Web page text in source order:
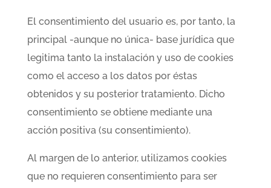
El consentimiento del usuario es, por tanto, la
principal -aunque no única- base jurídica que
legitima tanto la instalación y uso de cookies
como el acceso a los datos por éstas
obtenidos y su posterior tratamiento. Dicho
consentimiento se obtiene mediante una
acción positiva (su consentimiento).
Al margen de lo anterior, utilizamos cookies
que no requieren consentimiento para ser